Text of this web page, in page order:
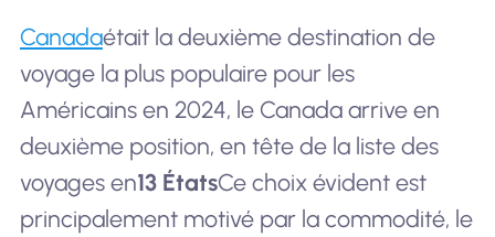
Canadaétait la deuxième destination de
voyage la plus populaire pour les
Américains en 2024, le Canada arrive en
deuxième position, en tête de la liste des
voyages en13 ÉtatsCe choix évident est
principalement motivé par la commodité, le